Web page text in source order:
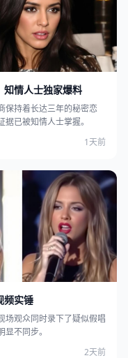
知情人士独家爆料
保持着长达三年的秘密恋
已被知情人士掌握。
1天前
频实锤
场观众同时录下了疑似假唱
不同步。
2天前